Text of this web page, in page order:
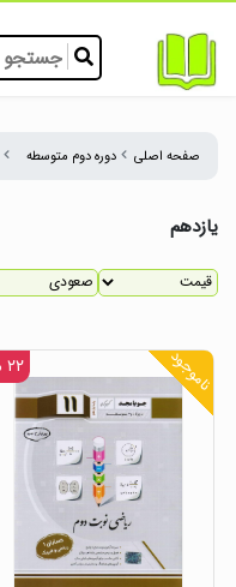
صفحه اصلی دوره دوم متوسطه
یازدهم
ناموجود ۲۲ %